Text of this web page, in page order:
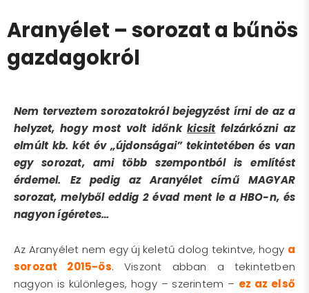
Aranyélet – sorozat a bűnös
gazdagokról
Nem terveztem sorozatokról bejegyzést írni de az a
helyzet, hogy most volt időnkkicsitfelzárkózni az
elmúlt kb. két év „újdonságai” tekintetében és van
egy sorozat, ami több szempontból is említést
érdemel. Ez pedig az Aranyélet című MAGYAR
sorozat, melyből eddig 2 évad ment le a HBO-n, és
nagyon ígéretes…
Az Aranyélet nem egy új keletű dolog tekintve, hogy a
sorozat 2015-ös. Viszont abban a tekintetben
nagyon is különleges, hogy – szerintem – ez az első